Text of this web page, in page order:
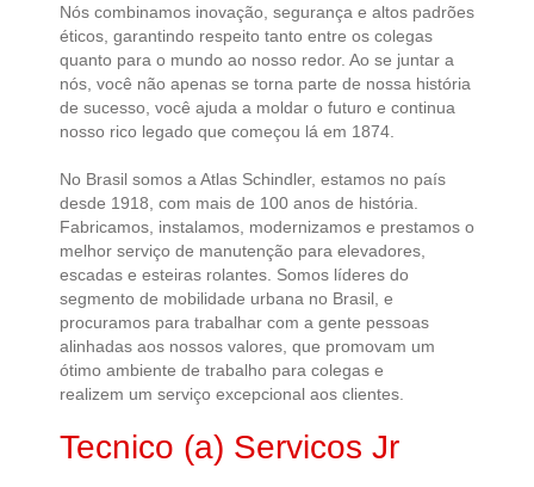
Nós combinamos inovação, segurança e altos padrões
éticos, garantindo respeito tanto entre os colegas
quanto para o mundo ao nosso redor. Ao se juntar a
nós, você não apenas se torna parte de nossa história
de sucesso, você ajuda a moldar o futuro e continua
nosso rico legado que começou lá em 1874.
No Brasil somos a Atlas Schindler, estamos no país
desde 1918, com mais de 100 anos de história.
Fabricamos, instalamos, modernizamos e prestamos o
melhor serviço de manutenção para elevadores,
escadas e esteiras rolantes. Somos líderes do
segmento de mobilidade urbana no Brasil, e
procuramos para trabalhar com a gente pessoas
alinhadas aos nossos valores, que promovam um
ótimo ambiente de trabalho para colegas e
realizem um serviço excepcional aos clientes.
Tecnico (a) Servicos Jr